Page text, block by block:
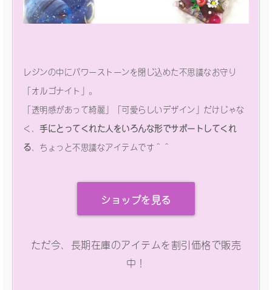
レジンの中にパワーストーンを閉じ込めた不思議なお守り
「オルゴナイト」。
「透明感があって綺麗」「可愛らしいデザイン」だけじゃな
く、 手にとってくれた人をいろんな形でサポートしてくれ
る 、ちょっと不思議なアイテムです＾＾
ショップを見る
ただ今、長期在庫のアイテムを割引価格で販売
中！